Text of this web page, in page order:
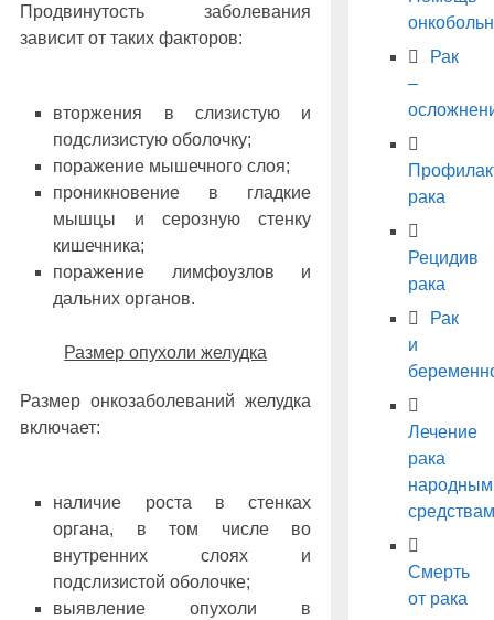
Продвинутость заболевания
зависит от таких факторов:
вторжения в слизистую и
подслизистую оболочку;
поражение мышечного слоя;
проникновение в гладкие
мышцы и серозную стенку
кишечника;
поражение лимфоузлов и
дальних органов.
Размер опухоли желудка
Размер онкозаболеваний желудка
включает:
наличие роста в стенках
органа, в том числе во
внутренних слоях и
подслизистой оболочке;
выявление опухоли в
Рак
–
рака
Рецидив
рака
Рак
и
Лечение
рака
Смерть
от рака